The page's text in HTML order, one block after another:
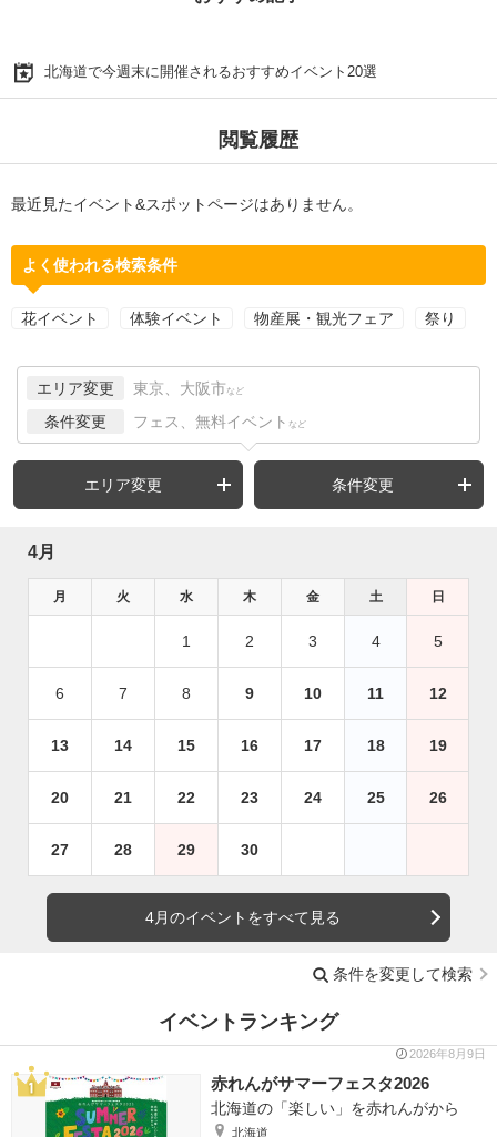
北海道で今週末に開催されるおすすめイベント20選
閲覧履歴
最近見たイベント&スポットページはありません。
よく使われる検索条件
花イベント 体験イベント 物産展・観光フェア 祭り
エリア変更 東京、大阪市 など
条件変更 フェス、無料イベント など
エリア変更 条件変更
4月
月 火 水 木 金 土 日
1 2 3 4 5
6 7 8 9 10 11 12
13 14 15 16 17 18 19
20 21 22 23 24 25 26
27 28 29 30
4月のイベントをすべて見る
条件を変更して検索
イベントランキング
2026年8月9日
赤れんがサマーフェスタ2026
北海道の「楽しい」を赤れんがから
北海道